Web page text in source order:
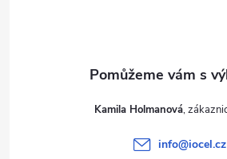
Kamila Holmanová
info@iocel.cz